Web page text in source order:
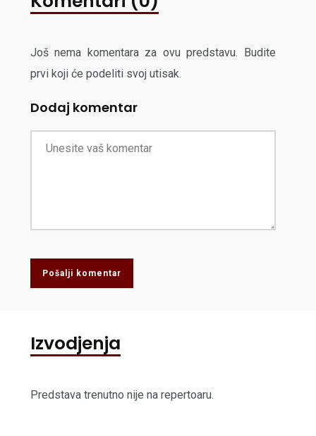
Još nema komentara za ovu predstavu. Budite
prvi koji će podeliti svoj utisak.
Dodaj komentar
Pošalji komentar
Izvodjenja
Predstava trenutno nije na repertoaru.